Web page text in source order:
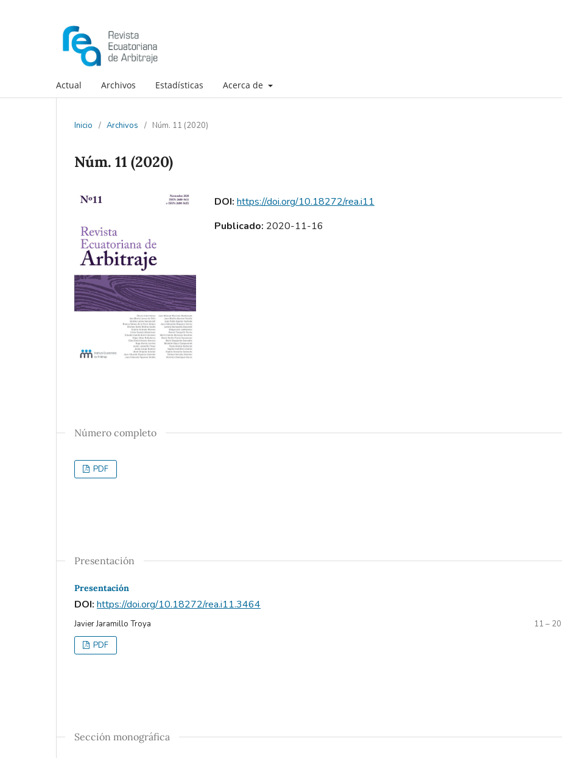
Actual Archivos Estadísticas Acerca de
Inicio / Archivos / Núm. 11 (2020)
Núm. 11 (2020)
DOI: https://doi.org/10.18272/rea.i11
Publicado: 2020-11-16
Número completo
PDF
Presentación
Presentación
DOI: https://doi.org/10.18272/rea.i11.3464
Javier Jaramillo Troya
11 – 20
PDF
Sección monográfica